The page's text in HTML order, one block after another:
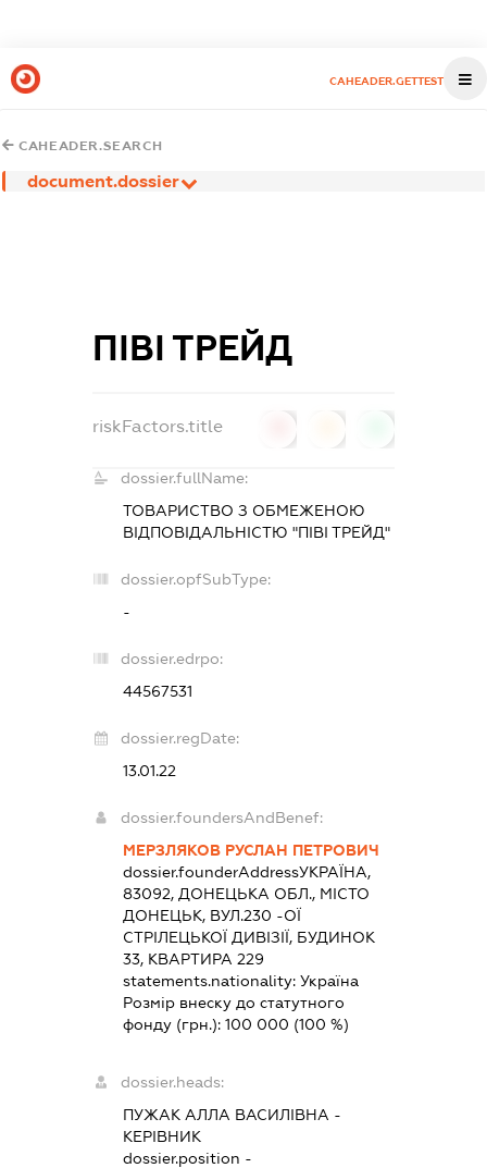
CAHEADER.GETTEST
CAHEADER.SEARCH
document.dossier
ПІВІ ТРЕЙД
riskFactors.title
dossier.fullName:
ТОВАРИСТВО З ОБМЕЖЕНОЮ
ВІДПОВІДАЛЬНІСТЮ "ПІВІ ТРЕЙД"
dossier.opfSubType:
-
dossier.edrpo:
44567531
dossier.regDate:
13.01.22
dossier.foundersAndBenef:
МЕРЗЛЯКОВ РУСЛАН ПЕТРОВИЧ
dossier.founderAddressУКРАЇНА,
83092, ДОНЕЦЬКА ОБЛ., МІСТО
ДОНЕЦЬК, ВУЛ.230 -ОЇ
СТРІЛЕЦЬКОЇ ДИВІЗІЇ, БУДИНОК
33, КВАРТИРА 229
statements.nationality: Україна
Розмір внеску до статутного
фонду (грн.): 100 000 (100 %)
dossier.heads:
ПУЖАК АЛЛА ВАСИЛІВНА -
КЕРІВНИК
dossier.position -